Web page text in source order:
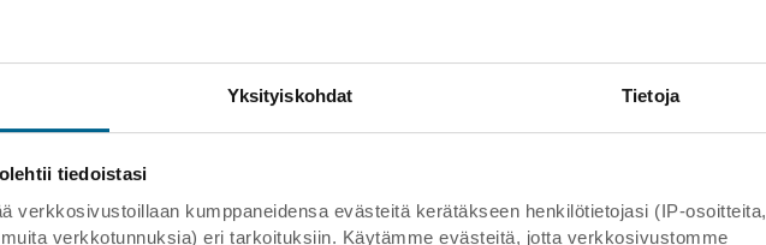
Yksityiskohdat Tietoja
tiedoistasi
verkkosivustoillaan kumppaneidensa evästeitä kerätäkseen henkilötietojasi (IP-osoitteita,
verkkotunnuksia) eri tarkoituksiin. Käytämme evästeitä, jotta verkkosivustomme
voidaan valmistaa erikoisväreissä NCS-